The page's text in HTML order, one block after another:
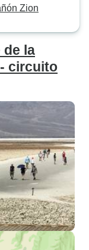
Zion
de la
circuito